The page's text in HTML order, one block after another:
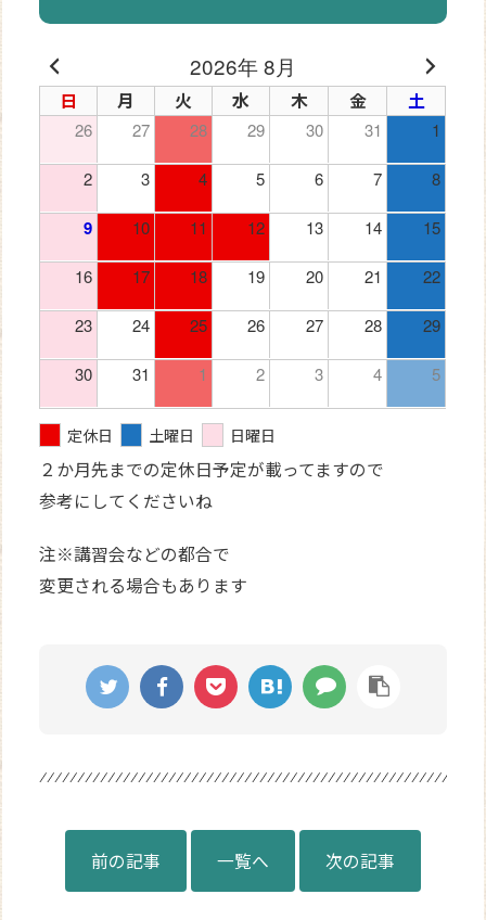
2026年 8月
日 月 火 水 木 金 土
26 27 28 29 30 31 1
2 3 4 5 6 7 8
9 10 11 12 13 14 15
16 17 18 19 20 21 22
23 24 25 26 27 28 29
30 31 1 2 3 4 5
定休日 土曜日 日曜日
２か月先までの定休日予定が載ってますので
参考にしてくださいね
注※講習会などの都合で
変更される場合もあります
前の記事 一覧へ 次の記事